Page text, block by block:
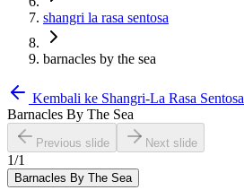
shangri la rasa sentosa
barnacles by the sea
Kembali ke Shangri-La Rasa Sentosa
Barnacles By The Sea
Previous slide Next slide
1/1
Barnacles By The Sea